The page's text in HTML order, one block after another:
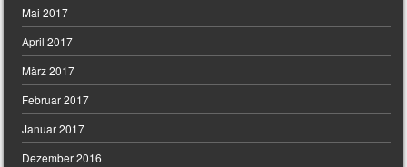
Mai 2017
April 2017
März 2017
Februar 2017
Januar 2017
Dezember 2016